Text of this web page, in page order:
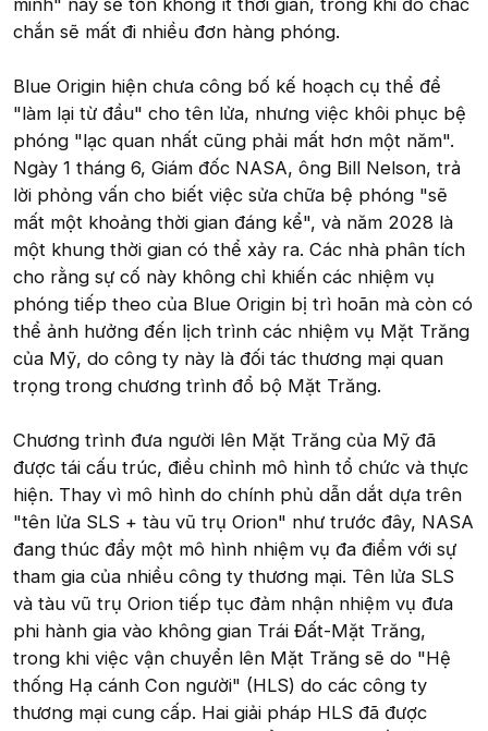
minh" này sẽ tốn không ít thời gian, trong khi đó chắc
chắn sẽ mất đi nhiều đơn hàng phóng.
Blue Origin hiện chưa công bố kế hoạch cụ thể để
"làm lại từ đầu" cho tên lửa, nhưng việc khôi phục bệ
phóng "lạc quan nhất cũng phải mất hơn một năm".
Ngày 1 tháng 6, Giám đốc NASA, ông Bill Nelson, trả
lời phỏng vấn cho biết việc sửa chữa bệ phóng "sẽ
mất một khoảng thời gian đáng kể", và năm 2028 là
một khung thời gian có thể xảy ra. Các nhà phân tích
cho rằng sự cố này không chỉ khiến các nhiệm vụ
phóng tiếp theo của Blue Origin bị trì hoãn mà còn có
thể ảnh hưởng đến lịch trình các nhiệm vụ Mặt Trăng
của Mỹ, do công ty này là đối tác thương mại quan
trọng trong chương trình đổ bộ Mặt Trăng.
Chương trình đưa người lên Mặt Trăng của Mỹ đã
được tái cấu trúc, điều chỉnh mô hình tổ chức và thực
hiện. Thay vì mô hình do chính phủ dẫn dắt dựa trên
"tên lửa SLS + tàu vũ trụ Orion" như trước đây, NASA
đang thúc đẩy một mô hình nhiệm vụ đa điểm với sự
tham gia của nhiều công ty thương mại. Tên lửa SLS
và tàu vũ trụ Orion tiếp tục đảm nhận nhiệm vụ đưa
phi hành gia vào không gian Trái Đất-Mặt Trăng,
trong khi việc vận chuyển lên Mặt Trăng sẽ do "Hệ
thống Hạ cánh Con người" (HLS) do các công ty
thương mại cung cấp. Hai giải pháp HLS đã được